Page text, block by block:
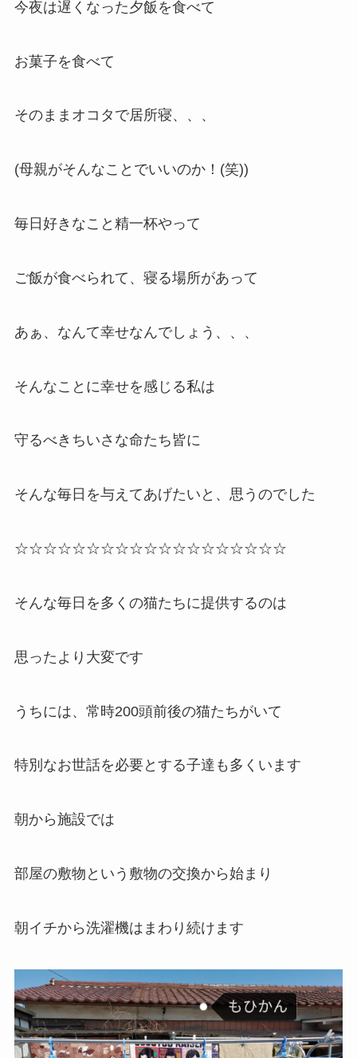
今夜は遅くなった夕飯を食べて
お菓子を食べて
そのままオコタで居所寝、、、
(母親がそんなことでいいのか！(笑))
毎日好きなこと精一杯やって
ご飯が食べられて、寝る場所があって
あぁ、なんて幸せなんでしょう、、、
そんなことに幸せを感じる私は
守るべきちいさな命たち皆に
そんな毎日を与えてあげたいと、思うのでした
☆☆☆☆☆☆☆☆☆☆☆☆☆☆☆☆☆☆☆
そんな毎日を多くの猫たちに提供するのは
思ったより大変です
うちには、常時200頭前後の猫たちがいて
特別なお世話を必要とする子達も多くいます
朝から施設では
部屋の敷物という敷物の交換から始まり
朝イチから洗濯機はまわり続けます